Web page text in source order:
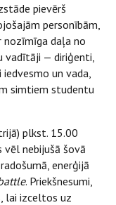
pievērš
personībām,
nozīmīga daļa no
vadītāji — diriģenti,
un vada,
simtiem studentu
plkst. 15.00
vēl nebijušā šovā
enerģijā
. Priekšnesumi,
lai izceltos uz